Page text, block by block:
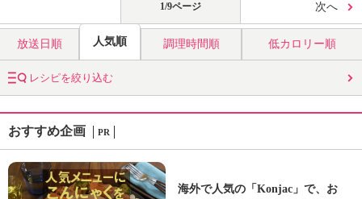
1/9ページ 次へ
放送日順 人気順 調理時間順 低カロリー順
レシピを絞り込む
おすすめ企画 PR
海外で人気の「Konjac」で、お